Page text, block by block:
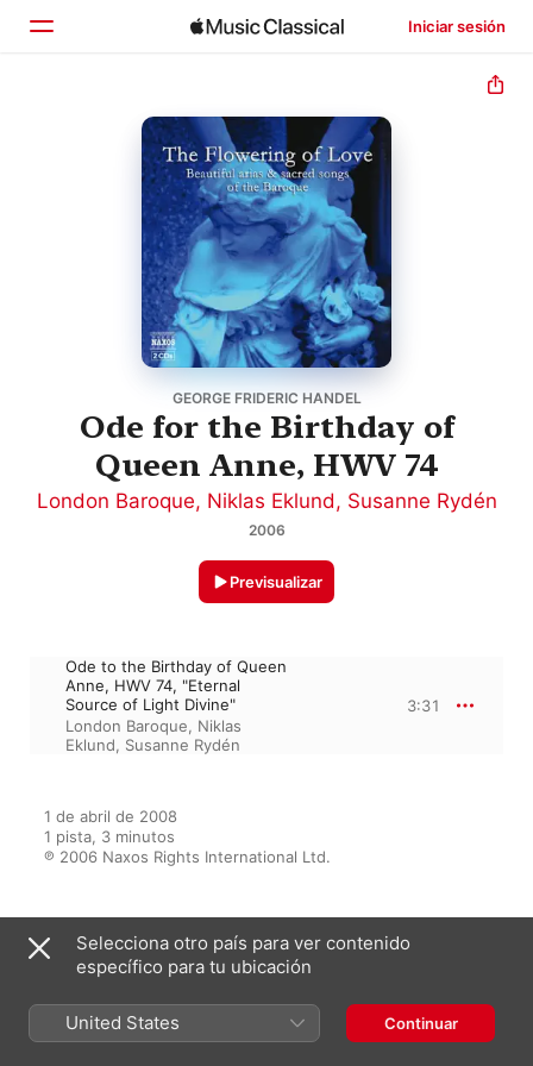
Iniciar sesión
Explorar
GEORGE FRIDERIC HANDEL
Ode for the Birthday of
Queen Anne, HWV 74
London Baroque, Niklas Eklund, Susanne Rydén
2006
Previsualizar
Ode to the Birthday of Queen
Anne, HWV 74, "Eternal
Source of Light Divine"
London Baroque, Niklas
Eklund, Susanne Rydén
3:31
1 de abril de 2008
1 pista, 3 minutos
℗ 2006 Naxos Rights International Ltd.
Del álbum
The Flowering of Love: Beautiful
Arias and Sacred Songs of the
Selecciona otro país para ver contenido
específico para tu ubicación
United States Continuar